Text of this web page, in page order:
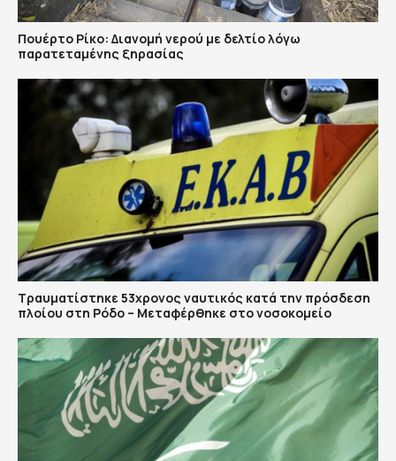
Πουέρτο Ρίκο: Διανομή νερού με δελτίο λόγω
παρατεταμένης ξηρασίας
Τραυματίστηκε 53χρονος ναυτικός κατά την πρόσδεση
πλοίου στη Ρόδο – Μεταφέρθηκε στο νοσοκομείο